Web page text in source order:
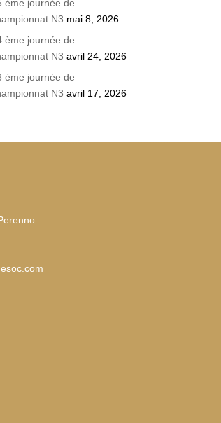
ème journée de
N3 mai 8, 2026
ème journée de
N3 avril 24, 2026
ème journée de
N3 avril 17, 2026